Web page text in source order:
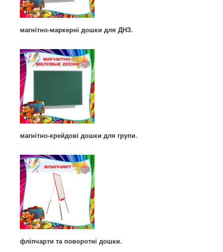
магнітно-маркерні дошки для ДНЗ.
магнітно-крейдові дошки для групи.
фліпчарти та поворотні дошки.